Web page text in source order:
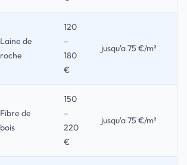
Laine de
roche
120
–
180
€
jusqu'a 75 €/m²
Fibre de
bois
150
–
220
€
jusqu'a 75 €/m²